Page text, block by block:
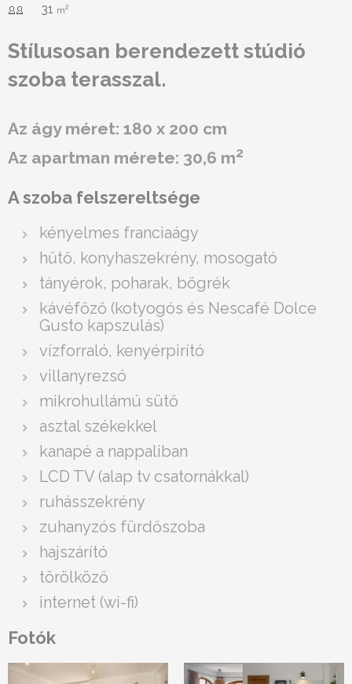
31 m2
Stílusosan berendezett stúdió
szoba terasszal.
Az ágy méret: 180 x 200 cm
Az apartman mérete: 30,6 m2
A szoba felszereltsége
kényelmes franciaágy
hűtő, konyhaszekrény, mosogató
tányérok, poharak, bögrék
kávéfőző (kotyogós és Nescafé Dolce
Gusto kapszulás)
vízforraló, kenyérpirító
villanyrezsó
mikrohullámú sütő
asztal székekkel
kanapé a nappaliban
LCD TV (alap tv csatornákkal)
ruhásszekrény
zuhanyzós fürdőszoba
hajszárító
törölköző
internet (wi-fi)
Fotók